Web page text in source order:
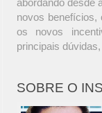
abordando desde
novos benefícios,
os novos
principais
SOBRE O